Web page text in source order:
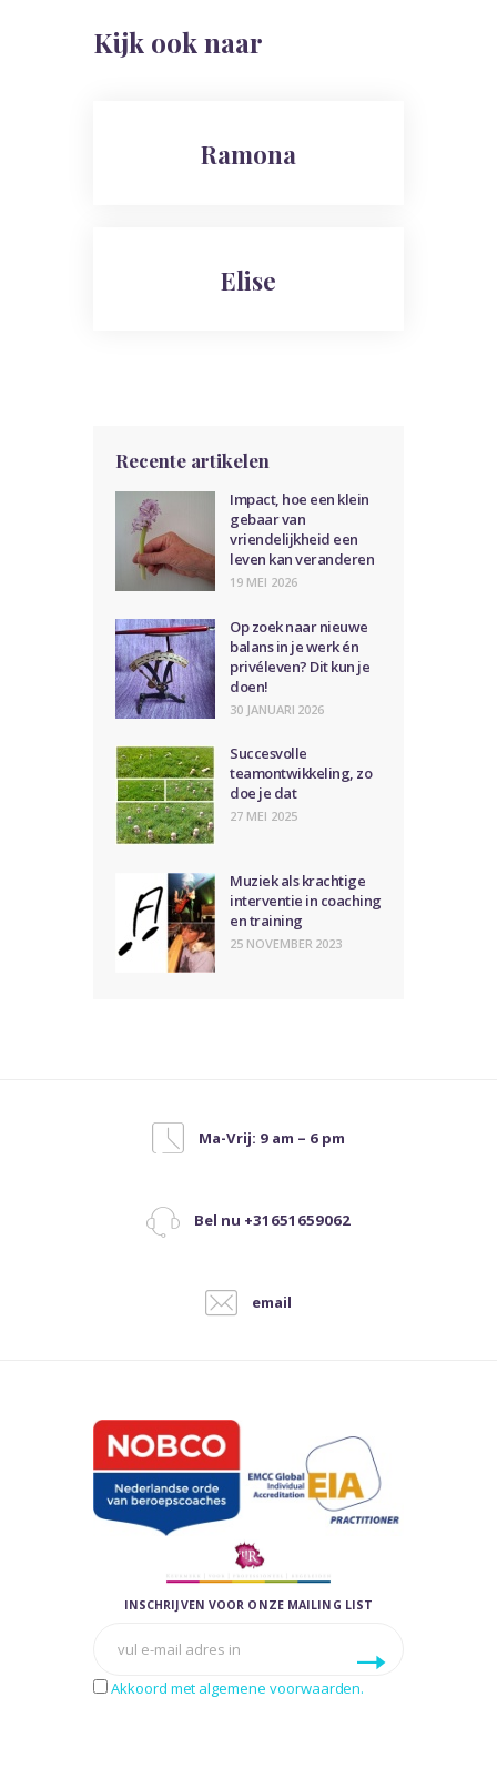
Kijk ook naar
Ramona
Elise
Recente artikelen
Impact, hoe een klein
gebaar van
vriendelijkheid een
leven kan veranderen
19 MEI 2026
Op zoek naar nieuwe
balans in je werk én
privéleven? Dit kun je
doen!
30 JANUARI 2026
Succesvolle
teamontwikkeling, zo
doe je dat
27 MEI 2025
Muziek als krachtige
interventie in coaching
en training
25 NOVEMBER 2023
Ma-Vrij: 9 am – 6 pm
Bel nu +31651659062
email
INSCHRIJVEN VOOR ONZE MAILING LIST
Akkoord met algemene voorwaarden.